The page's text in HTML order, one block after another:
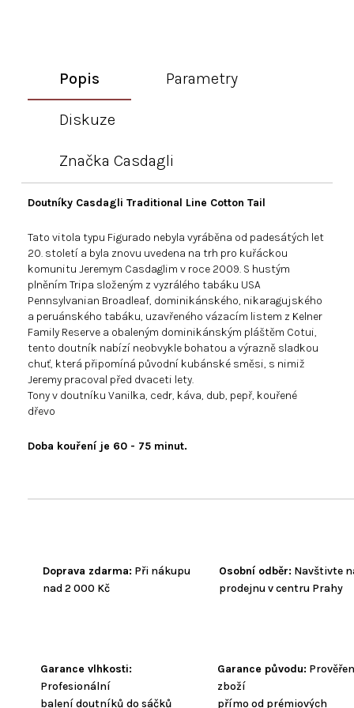
Doprava zdarma: Při nákupu
nad 2 000 Kč
Osobní odběr: Navštivte
prodejnu v centru Prahy
Garance vlhkosti:
Profesionální
balení doutníků do sáčků
Garance původu:
zboží
přímo od prémiových
Popis Parametry
Diskuze
Značka Casdagli
Doutníky Casdagli Traditional Line Cotton Tail
Tato vitola typu Figurado nebyla vyráběna od padesátých let
20. století a byla znovu uvedena na trh pro kuřáckou
komunitu Jeremym Casdaglim v roce 2009. S hustým
plněním Tripa složeným z vyzrálého tabáku USA
Pennsylvanian Broadleaf, dominikánského, nikaragujského
a peruánského tabáku, uzavřeného vázacím listem z Kelner
Family Reserve a obaleným dominikánským pláštěm Cotui,
tento doutník nabízí neobvykle bohatou a výrazně sladkou
chuť, která připomíná původní kubánské směsi, s nimiž
Jeremy pracoval před dvaceti lety.
Tony v doutníku Vanilka, cedr, káva, dub, pepř, kouřené
dřevo
Doba kouření je 60 - 75 minut.